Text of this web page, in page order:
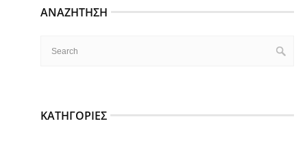
ΑΝΑΖΉΤΗΣΗ
ΚΑΤΗΓΟΡΊΕΣ